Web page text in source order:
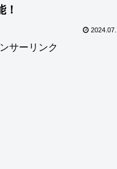
！
サーリンク